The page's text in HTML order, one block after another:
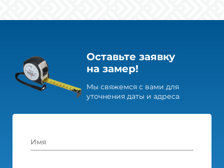
Оставьте заявку
на замер!
Мы свяжемся с вами для
уточнения даты и адреса
Имя